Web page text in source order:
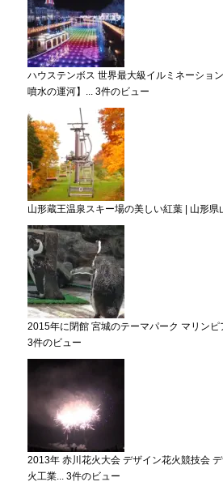
ハウステンボス 世界最大級イルミネーショ
噴水の運河】... 3件のビュー
山形蔵王温泉スキー場の美しい紅葉 | 山形県
2015年に閉館 宮城のテーマパーク マリン
3件のビュー
2013年 赤川花火大会 デザイン花火競技会
火工業... 3件のビュー